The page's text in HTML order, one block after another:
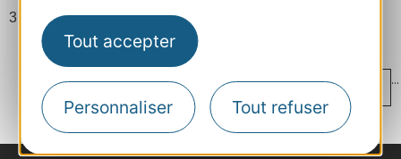
Tout accepter
Personnaliser Tout refuser
3 personnes au maximum
‹ 1 ... 9 11 12 ...
... 29